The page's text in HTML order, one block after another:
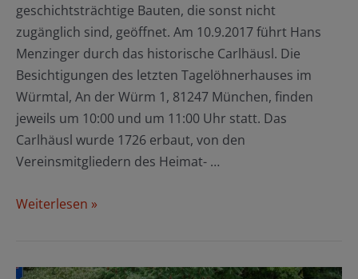
geschichtsträchtige Bauten, die sonst nicht
zugänglich sind, geöffnet. Am 10.9.2017 führt Hans
Menzinger durch das historische Carlhäusl. Die
Besichtigungen des letzten Tagelöhnerhauses im
Würmtal, An der Würm 1, 81247 München, finden
jeweils um 10:00 und um 11:00 Uhr statt. Das
Carlhäusl wurde 1726 erbaut, von den
Vereinsmitgliedern des Heimat- …
Tag
Denkmals
Weiterlesen »